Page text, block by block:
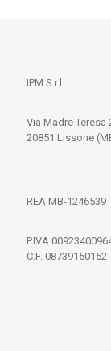
IPM S.r.l.
Via Madre Teresa
20851 Lissone
REA MB-1246539
P.IVA
C.F. 08739150152